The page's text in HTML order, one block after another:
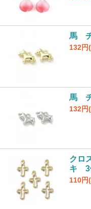
馬
132円
馬
132円
クロ
キ 3
110円